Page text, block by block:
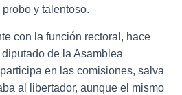
y talentoso.
con la función rectoral, hace
de la Asamblea
en las comisiones, salva
al libertador, aunque el mismo